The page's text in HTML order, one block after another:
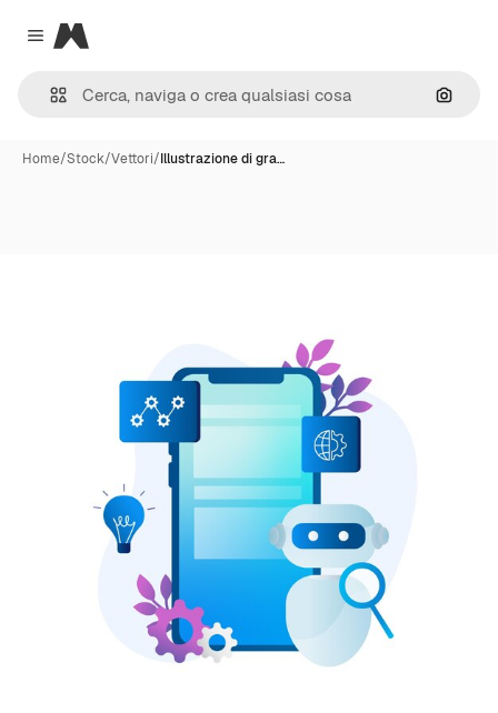
Close menu
Magnific
Cerca
Home/Stock/Vettori/Illustrazione di gra…